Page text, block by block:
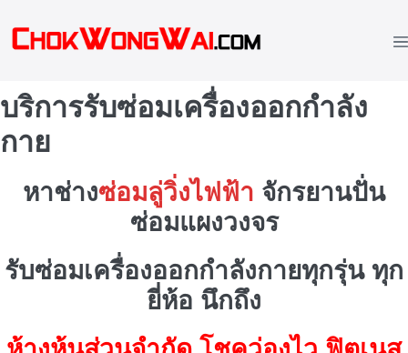
บริการรับซ่อมเครื่องออกกำลัง
กาย
หาช่างซ่อมลู่วิ่งไฟฟ้า จักรยานปั่น
ซ่อมแผงวงจร
รับซ่อมเครื่องออกกำลังกายทุกรุ่น ทุก
ยี่ห้อ นึกถึง